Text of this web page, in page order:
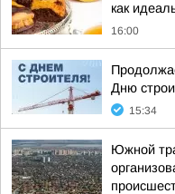
как
16:00
Дню
15:34
Южной